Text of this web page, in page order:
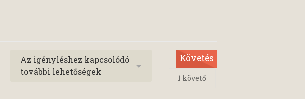
Az igényléshez kapcsolódó
további lehetőségek
Követés
1 követő